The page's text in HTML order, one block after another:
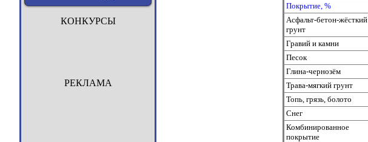
КОНКУРСЫ
РЕКЛАМА
Покрытие, %
Асфальт-бетон-жёсткий
грунт
Гравий и камни
Песок
Глина-чернозём
Трава-мягкий грунт
Топь, грязь, болото
Снег
Комбинированное
покрытие